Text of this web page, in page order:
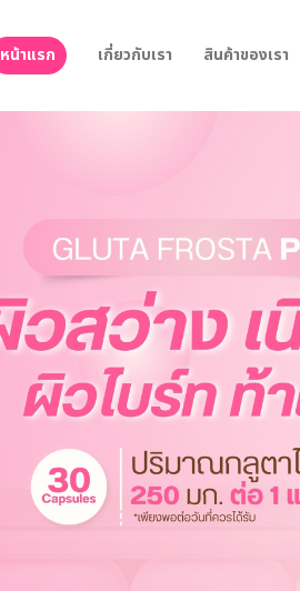
หน้าแรก เกี่ยวกับเรา สินค้าของเรา